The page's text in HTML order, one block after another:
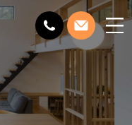
メ
ニ
を